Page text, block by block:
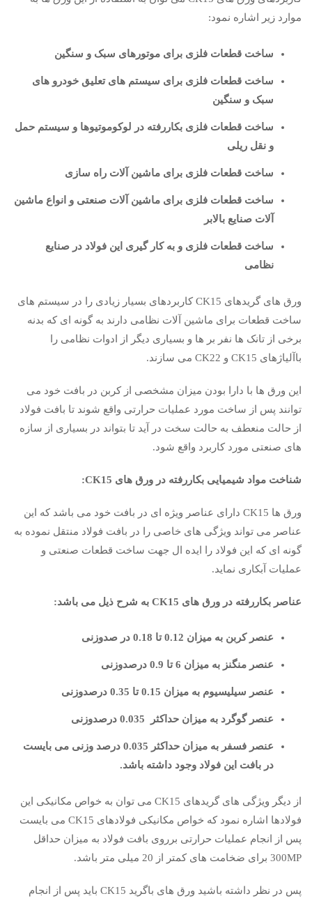
موارد زیر اشاره نمود:
ساخت قطعات فلزی برای موتورهای سبک و سنگین
ساخت قطعات فلزی برای سیستم های تعلیق خودرو های
سبک و سنگین
ساخت قطعات فلزی بکاررفته در لوکوموتیوها و سیستم حمل
و نقل ریلی
ساخت قطعات فلزی برای ماشین آلات راه سازی
ساخت قطعات فلزی برای ماشین آلات صنعتی و انواع ماشین
آلات صنایع بالابر
ساخت قطعات فلزی و به کار گیری این فولاد در صنایع
نظامی
ورق های گریدهای CK15 کاربردهای بسیار زیادی را در سیستم های
ساخت قطعات برای ماشین آلات نظامی دارند به گونه ای که بدنه
برخی از تانک ها نفر بر ها و بسیاری دیگر از ادوات نظامی را
باآلیاژهای CK15 و CK22 می سازند.
این ورق ها با دارا بودن میزان مشخصی از کربن در بافت خود می
توانند پس از ساخت مورد عملیات حرارتی واقع شوند تا بافت فولاد
از حالت منعطف به حالت سخت در آید تا بتواند در بسیاری از سازه
های صنعتی مورد کاربرد واقع شود.
شناخت مواد شیمیایی بکاررفته در ورق های CK15:
ورق ها CK15 دارای عناصر ویژه ای در بافت خود می باشد که این
عناصر می تواند ویژگی های خاصی را در بافت فولاد منتقل نموده به
گونه ای که این فولاد را ایده ال جهت ساخت قطعات صنعتی و
عملیات آبکاری نماید.
عناصر بکاررفته در ورق های CK15 به شرح ذیل می باشد:
عنصر کربن به میزان 0.12 تا 0.18 در صدوزنی
عنصر منگنز به میزان 6 تا 0.9 درصدوزنی
عنصر سیلیسیوم به میزان 0.15 تا 0.35 درصدوزنی
عنصر گوگرد به میزان حداکثر 0.035 درصدوزنی
عنصر فسفر به میزان حداکثر 0.035 درصد وزنی می بایست
در بافت این فولاد وجود داشته باشد.
از دیگر ویژگی های گریدهای CK15 می توان به خواص مکانیکی این
فولادها اشاره نمود که خواص مکانیکی فولادهای CK15 می بایست
پس از انجام عملیات حرارتی برروی بافت فولاد به میزان حداقل
300MP برای ضخامت های کمتر از 20 میلی متر باشد.
پس در نظر داشته باشید ورق های باگرید CK15 باید پس از انجام